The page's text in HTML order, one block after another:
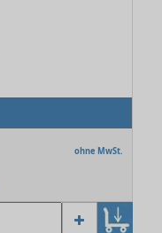
ohne MwSt.